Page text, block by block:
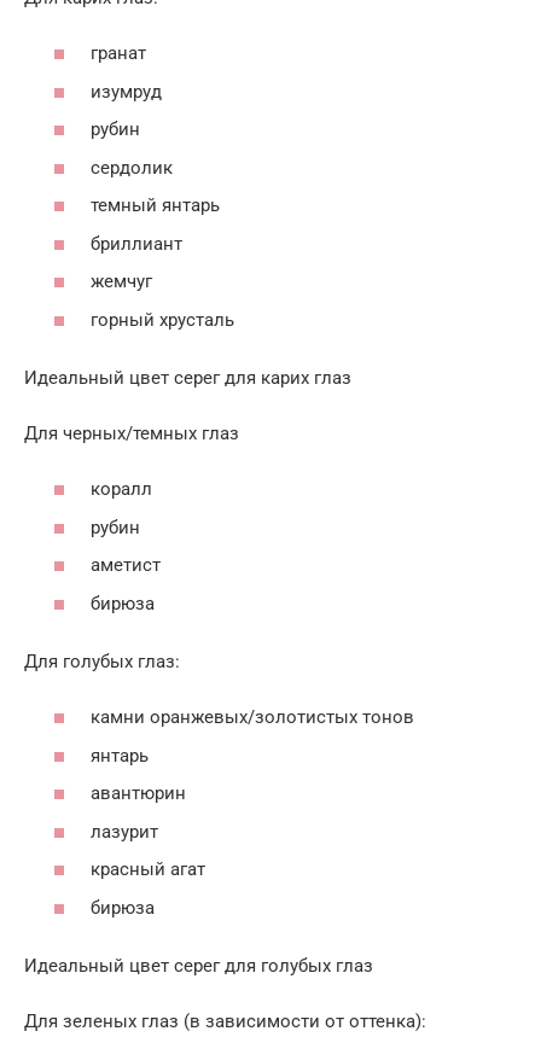
гранат
изумруд
рубин
сердолик
темный янтарь
бриллиант
жемчуг
горный хрусталь
Идеальный цвет серег для карих глаз
Для черных/темных глаз
коралл
рубин
аметист
бирюза
Для голубых глаз:
камни оранжевых/золотистых тонов
янтарь
авантюрин
лазурит
красный агат
бирюза
Идеальный цвет серег для голубых глаз
Для зеленых глаз (в зависимости от оттенка):